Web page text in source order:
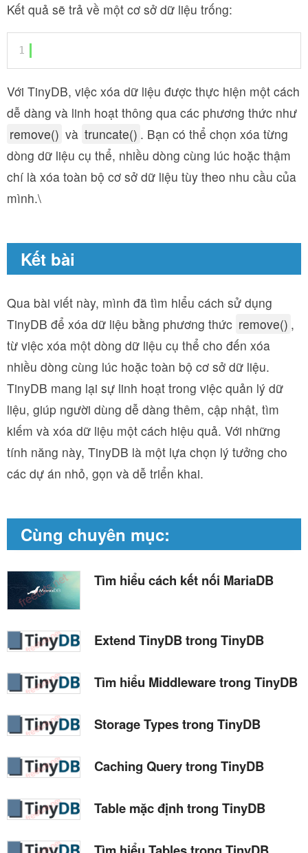
Kết quả sẽ trả về một cơ sở dữ liệu trống:
1
Với TinyDB, việc xóa dữ liệu được thực hiện một cách
dễ dàng và linh hoạt thông qua các phương thức như
remove() và truncate() . Bạn có thể chọn xóa từng
dòng dữ liệu cụ thể, nhiều dòng cùng lúc hoặc thậm
chí là xóa toàn bộ cơ sở dữ liệu tùy theo nhu cầu của
mình.\
Kết bài
Qua bài viết này, mình đã tìm hiểu cách sử dụng
TinyDB để xóa dữ liệu bằng phương thức remove() ,
từ việc xóa một dòng dữ liệu cụ thể cho đến xóa
nhiều dòng cùng lúc hoặc toàn bộ cơ sở dữ liệu.
TinyDB mang lại sự linh hoạt trong việc quản lý dữ
liệu, giúp người dùng dễ dàng thêm, cập nhật, tìm
kiếm và xóa dữ liệu một cách hiệu quả. Với những
tính năng này, TinyDB là một lựa chọn lý tưởng cho
các dự án nhỏ, gọn và dễ triển khai.
Cùng chuyên mục:
Tìm hiểu cách kết nối MariaDB
Extend TinyDB trong TinyDB
Tìm hiểu Middleware trong TinyDB
Storage Types trong TinyDB
Caching Query trong TinyDB
Table mặc định trong TinyDB